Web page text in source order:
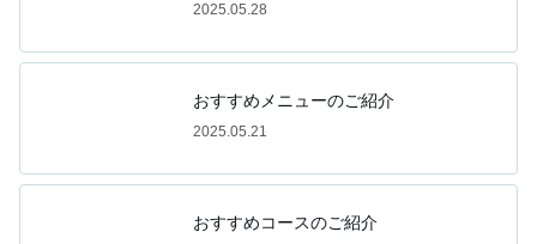
2025.05.28
おすすめメニューのご紹介
2025.05.21
おすすめコースのご紹介